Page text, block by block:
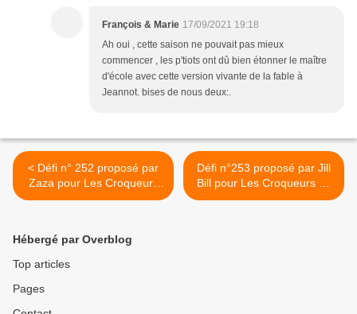
François & Marie 17/09/2021 19:18
Ah oui , cette saison ne pouvait pas mieux
commencer , les p'tiots ont dû bien étonner le maître
d'école avec cette version vivante de la fable à
Jeannot. bises de nous deux:.
< Défi n° 252 proposé par
Zaza pour Les Croqueurs
de Mots.
Défi n°253 proposé par Jill
Bill pour Les Croqueurs de
Mots >
Hébergé par Overblog
Top articles
Pages